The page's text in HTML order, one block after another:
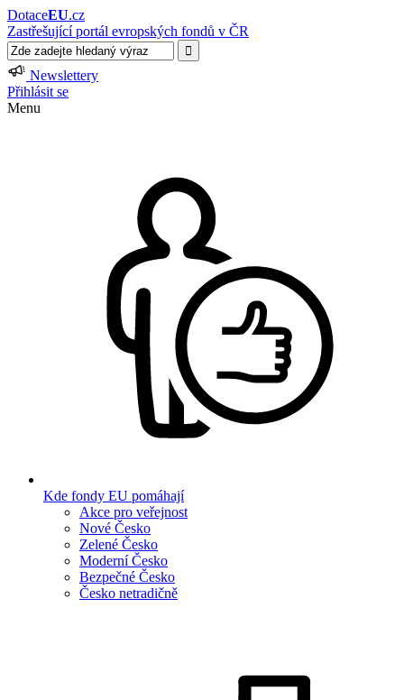
DotaceEU.cz
Zastřešující portál evropských fondů v ČR
Newslettery
Přihlásit se
Menu
Kde fondy EU pomáhají
Akce pro veřejnost
Nové Česko
Zelené Česko
Moderní Česko
Bezpečné Česko
Česko netradičně